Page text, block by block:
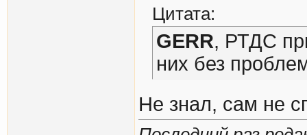
Цитата:
GERR, РТДС
них без
Не знал, сам не